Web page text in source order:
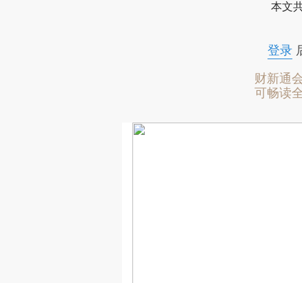
本文
登录
财新通
可畅读